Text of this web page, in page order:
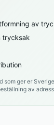
av
trycksak
som ger er
av